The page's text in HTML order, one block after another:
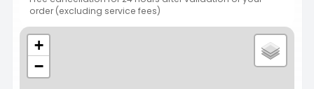
order (excluding service fees)
+
−